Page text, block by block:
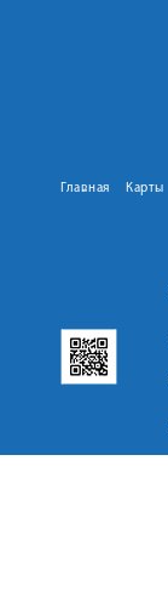
Главная Карты